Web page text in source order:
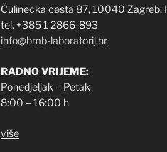
Čulinečka cesta 87, 10040 Zagreb,
tel. +385 1 2866-893
info@bmb-laboratorij.hr
RADNO VRIJEME:
Ponedjeljak – Petak
8:00 – 16:00 h
više